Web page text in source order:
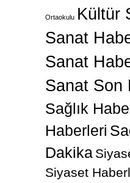
Ortaokulu Kültür
Sanat
Sanat
Sanat Son
Sağlık
Haberleri
Dakika
Siyaset